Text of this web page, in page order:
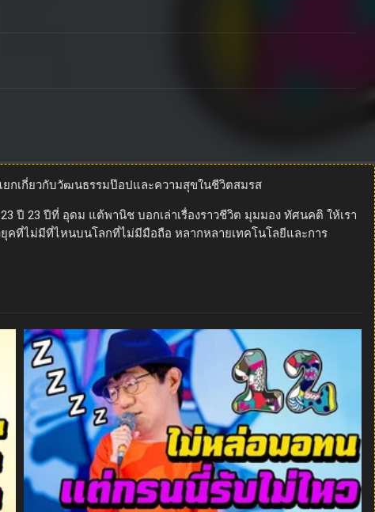
ยกเกี่ยวกับวัฒนธรรมป๊อปและความสุขในชีวิตสมรส
ปี 23 ปีที่ อุดม แต้พานิช บอกเล่าเรื่องราวชีวิต มุมมอง ทัศนคติ ให้เรา
คที่ไม่มีที่ไหนบนโลกที่ไม่มีมือถือ หลากหลายเทคโนโลยีและการ